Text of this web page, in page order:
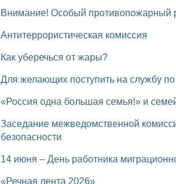
Внимание! Особый противопожарный
Антитеррористическая комиссия
Как уберечься от жары?
Для желающих поступить на службу
«Россия одна большая семья!» и
Заседание межведомственной комиссии по обеспечению правопорядка и общественной
безопасности
14 июня – День работника
«Речная лента 2026»